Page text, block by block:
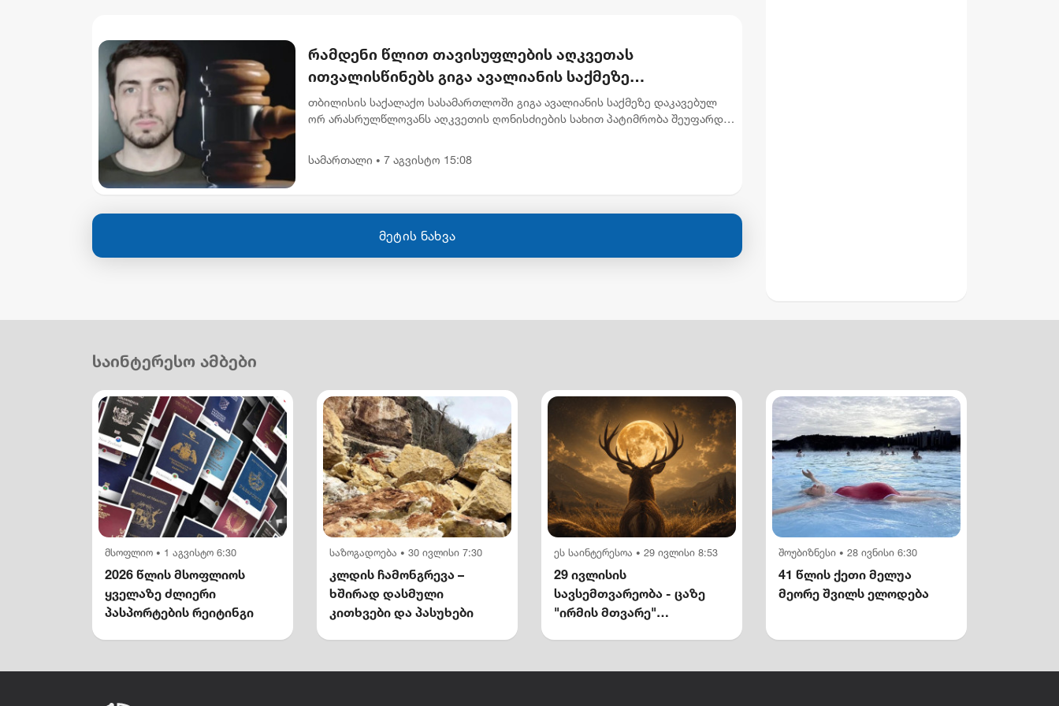
რამდენი წლით თავისუფლების აღკვეთას
ითვალისწინებს გიგა ავალიანის საქმეზე
არასრულწლოვნებისთვის წაყენებული ბრალდება
თბილისის საქალაქო სასამართლოში გიგა ავალიანის საქმეზე დაკავებულ
ორ არასრულწლოვანს აღკვეთის ღონისძიების სახით პატიმრობა შეუფარდეს
სამართალი • 7 აგვისტო 15:08
მეტის ნახვა
საინტერესო ამბები
მსოფლიო • 1 აგვისტო 6:30
2026 წლის მსოფლიოს
ყველაზე ძლიერი
პასპორტების რეიტინგი
საზოგადოება • 30 ივლისი 7:30
კლდის ჩამონგრევა –
ხშირად დასმული
კითხვები და პასუხები
ეს საინტერესოა • 29 ივლისი 8:53
29 ივლისის
სავსემთვარეობა - ცაზე
"ირმის მთვარე"
შოუბიზნესი • 28 ივნისი 6:30
41 წლის ქეთი მელუა
მეორე შვილს ელოდება